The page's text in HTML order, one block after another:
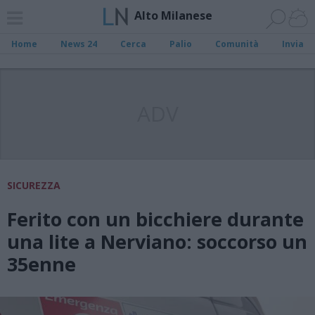
Alto Milanese
Home News 24 Cerca Palio Comunità Invia
SICUREZZA
Ferito con un bicchiere durante
una lite a Nerviano: soccorso un
35enne